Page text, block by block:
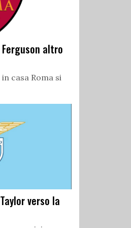
altro
casa Roma si
verso la